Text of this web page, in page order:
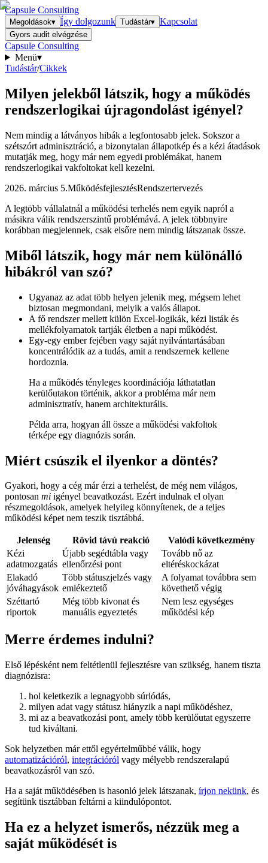
Capsule Consulting
Megoldások▾ Így dolgozunk Tudástár▾ Kapcsolat
Gyors audit elvégzése
Capsule Consulting
Menü▾
Tudástár/Cikkek
Milyen jelekből látszik, hogy a működés
rendszerlogikai újragondolást igényel?
Nem mindig a látványos hibák a legfontosabb jelek. Sokszor a
szétszórt adminisztráció, a bizonytalan állapotkép és a kézi átadások
mutatják meg, hogy már nem egyedi problémákat, hanem
rendszerlogikai vakfoltokat kell kezelni.
2026. március 5.MűködésfejlesztésRendszertervezés
A legtöbb vállalatnál a működési terhelés nem egyik napról a
másikra válik rendszerszintű problémává. A jelek többnyire
korábban megjelennek, csak elsőre nem mindig látszanak össze.
Miből látszik, hogy már nem különálló
hibákról van szó?
Ugyanaz az adat több helyen jelenik meg, mégsem lehet
biztosan megmondani, melyik a valós állapot.
A fő rendszer mellett külön Excel-logikák, kézi listák és
mellékfolyamatok tartják életben a napi működést.
Egy-egy ember fejében vagy saját nyilvántartásában
koncentrálódik az a tudás, amit a rendszernek kellene
hordoznia.
Ha a működés tényleges koordinációja láthatatlan
kerülőutakon történik, akkor a probléma már nem
adminisztratív, hanem architekturális.
Példa arra, hogyan áll össze a működési vakfoltok
térképe egy diagnózis során.
Miért csúszik el ilyenkor a döntés?
Gyakori, hogy a cég már érzi a terhelést, de még nem világos,
pontosan mi igényel beavatkozást. Ezért indulnak el olyan
részmegoldások, amelyek helyileg könnyítenek, de a teljes
működési képet nem teszik tisztábbá.
Jelenség Rövid távú reakció
Valódi következmény
Kézi
adatmozgatás
Újabb segédtábla vagy
ellenőrzési pont
Tovább nő az
eltéréskockázat
Elakadó
jóváhagyások
Több státuszjelzés vagy
emlékeztető
A folyamat továbbra sem
követhető végig
Széttartó
riportok
Még több kivonat és
manuális egyeztetés
Nem lesz egységes
működési kép
Merre érdemes indulni?
Első lépésként nem feltétlenül fejlesztésre van szükség, hanem tiszta
diagnózisra:
hol keletkezik a legnagyobb súrlódás,
milyen adat vagy státusz hiányzik a napi működéshez,
mi az a beavatkozási pont, amely több kerülőutat egyszerre
tud kiváltani.
Sok helyzetben már ettől egyértelműbbé válik, hogy
automatizációról, integrációról vagy mélyebb rendszeralapú
beavatkozásról van szó.
Ha a saját működésében is hasonló jelek látszanak, írjon nekünk, és
segítünk tisztábban feltárni a kiindulópontot.
Ha ez a helyzet ismerős, nézzük meg a
saját működését is